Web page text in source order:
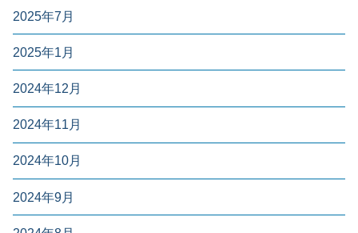
2025年7月
2025年1月
2024年12月
2024年11月
2024年10月
2024年9月